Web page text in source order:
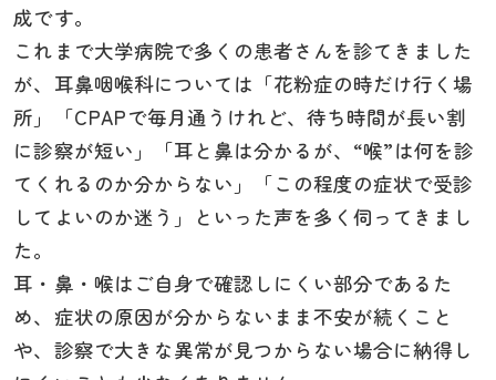
成です。
これまで大学病院で多くの患者さんを診てきました
が、耳鼻咽喉科については「花粉症の時だけ行く場
所」「CPAPで毎月通うけれど、待ち時間が長い割
に診察が短い」「耳と鼻は分かるが、“喉”は何を診
てくれるのか分からない」「この程度の症状で受診
してよいのか迷う」といった声を多く伺ってきまし
た。
耳・鼻・喉はご自身で確認しにくい部分であるた
め、症状の原因が分からないまま不安が続くこと
や、診察で大きな異常が見つからない場合に納得し